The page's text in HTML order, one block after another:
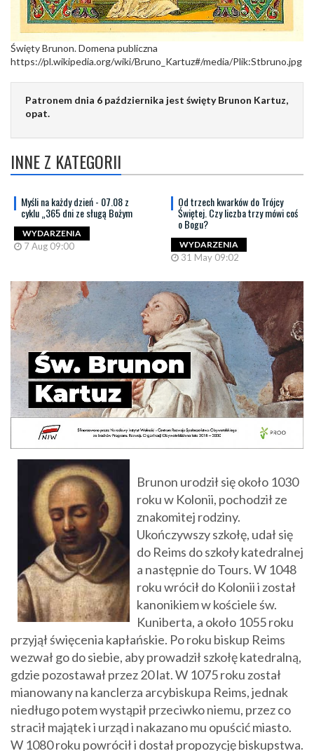
Święty Brunon. Domena publiczna
https://pl.wikipedia.org/wiki/Bruno_Kartuz#/media/Plik:Stbruno.jpg
Patronem dnia 6 października jest święty Brunon Kartuz,
opat.
INNE Z KATEGORII
Myśli na każdy dzień - 07.08 z
cyklu „365 dni ze sługą Bożym
WYDARZENIA
7 Aug 09:00
Od trzech kwarków do Trójcy
Świętej. Czy liczba trzy mówi coś
o Bogu?
WYDARZENIA
31 May 09:02
Brunon urodził się około 1030
roku w Kolonii, pochodził ze
znakomitej rodziny.
Ukończywszy szkołę, udał się
do Reims do szkoły katedralnej
a następnie do Tours. W 1048
roku wrócił do Kolonii i został
kanonikiem w kościele św.
Kuniberta, a około 1055 roku
przyjął święcenia kapłańskie. Po roku biskup Reims
wezwał go do siebie, aby prowadził szkołę katedralną,
gdzie pozostawał przez 20 lat. W 1075 roku został
mianowany na kanclerza arcybiskupa Reims, jednak
niedługo potem wystąpił przeciwko niemu, przez co
stracił majątek i urząd i nakazano mu opuścić miasto.
W 1080 roku powrócił i dostał propozycję biskupstwa.